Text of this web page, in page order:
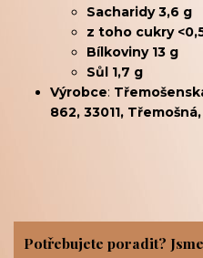
Sacharidy 3,6 g
z toho cukry
Bílkoviny 13 g
Sůl 1,7 g
Výrobce:
862, 33011,
Potřebujete poradit?